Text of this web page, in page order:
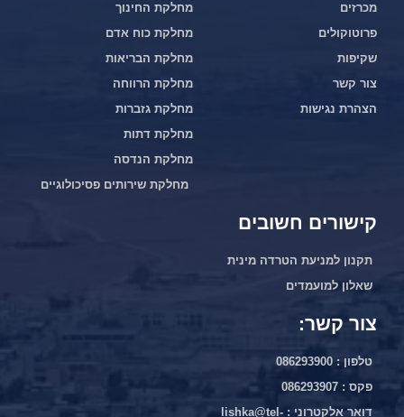
מכרזים
פרוטוקולים
שקיפות
צור קשר
הצהרת נגישות
מחלקת החינוך
מחלקת כוח אדם
מחלקת הבריאות
מחלקת הרווחה
מחלקת גזברות
מחלקת דתות
מחלקת הנדסה
מחלקת שירותים פסיכולוגיים
קישורים חשובים
תקנון למניעת הטרדה מינית
שאלון למועמדים
צור קשר:
טלפון : 086293900
פקס : 086293907
דואר אלקטרוני : lishka@tel-